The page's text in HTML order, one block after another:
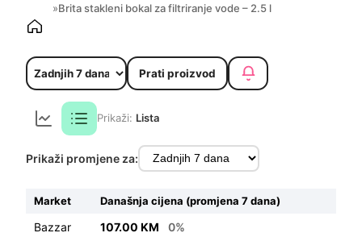
»Brita stakleni bokal za filtriranje vode – 2.5 l
Prati proizvod
Prikaži: Lista
Prikaži promjene za:
Market Današnja cijena (promjena 7 dana)
Bazzar 107.00 KM
0%